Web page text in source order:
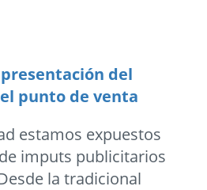
del
punto de venta
estamos expuestos
imputs publicitarios
la tradicional